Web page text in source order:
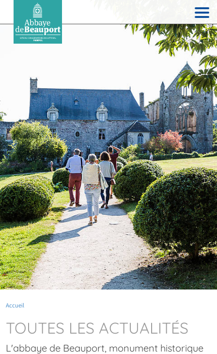
Accueil
TOUTES LES ACTUALITÉS
L'abbaye de Beauport, monument historique